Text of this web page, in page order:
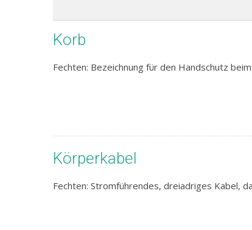
Korb
Fechten: Bezeichnung für den Handschutz beim
Körperkabel
Fechten: Stromführendes, dreiadriges Kabel,